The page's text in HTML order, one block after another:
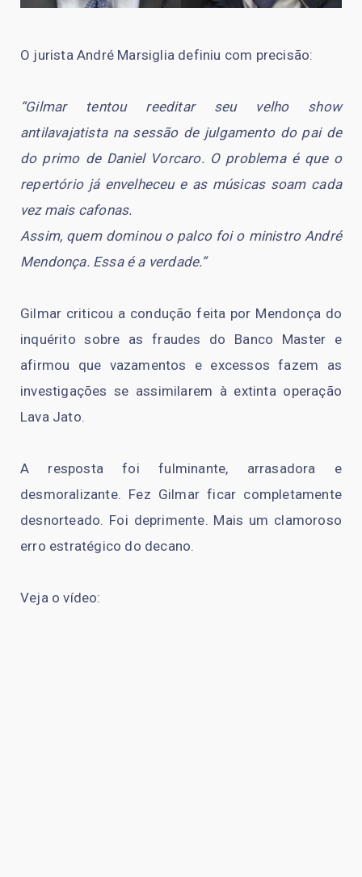
O jurista André Marsiglia definiu com precisão:
“Gilmar tentou reeditar seu velho show
antilavajatista na sessão de julgamento do pai de
do primo de Daniel Vorcaro. O problema é que o
repertório já envelheceu e as músicas soam cada
vez mais cafonas.
Assim, quem dominou o palco foi o ministro André
Mendonça. Essa é a verdade.”
Gilmar criticou a condução feita por Mendonça do
inquérito sobre as fraudes do Banco Master e
afirmou que vazamentos e excessos fazem as
investigações se assimilarem à extinta operação
Lava Jato.
A resposta foi fulminante, arrasadora e
desmoralizante. Fez Gilmar ficar completamente
desnorteado. Foi deprimente. Mais um clamoroso
erro estratégico do decano.
Veja o vídeo: